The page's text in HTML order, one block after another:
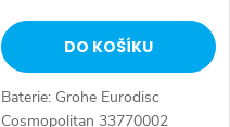
DO KOŠÍKU
Baterie: Grohe Eurodisc
Cosmopolitan 33770002